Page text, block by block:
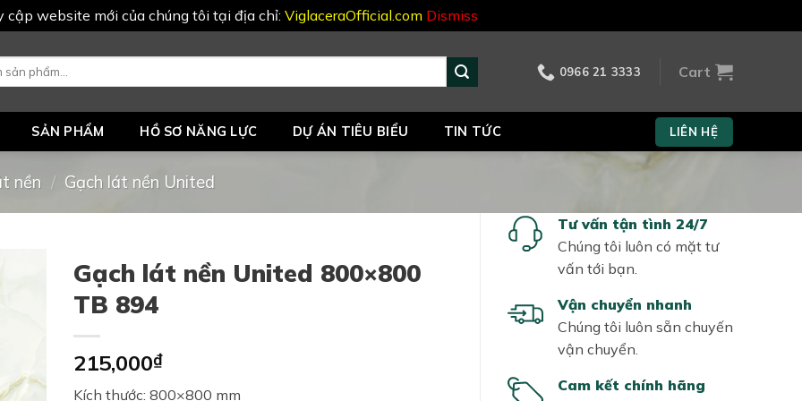
cập website mới của chúng tôi tại địa chỉ: ViglaceraOfficial.com Dismiss
0966 21 3333 Cart
SẢN PHẨM HỒ SƠ NĂNG LỰC DỰ ÁN TIÊU BIỂU TIN TỨC LIÊN HỆ
nền / Gạch lát nền United
Tư vấn tận tình 24/7
Chúng tôi luôn có mặt tư
vấn tới bạn.
Vận chuyển nhanh
Chúng tôi luôn sẵn chuyến
vận chuyển.
Cam kết chính hãng
Gạch lát nền United 800×800
TB 894
215,000₫
Kích thước: 800×800 mm